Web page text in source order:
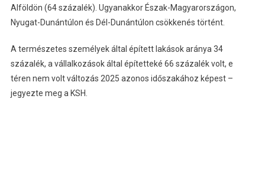
Alföldön (64 százalék). Ugyanakkor Észak-Magyarországon,
Nyugat-Dunántúlon és Dél-Dunántúlon csökkenés történt.
A természetes személyek által épített lakások aránya 34
százalék, a vállalkozások által építetteké 66 százalék volt, e
téren nem volt változás 2025 azonos időszakához képest –
jegyezte meg a KSH.